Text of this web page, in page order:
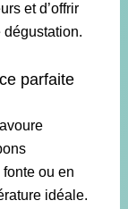
et d’offrir
parfaite
ou en
idéale.